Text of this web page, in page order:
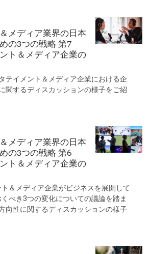
メディア業界の日本
の3つの戦略 第7
ト＆メディア企業の
テイメント＆メディア企業における企
関するディスカッションの様子をご紹
メディア業界の日本
の3つの戦略 第6
ト＆メディア企業の
＆メディア企業がビジネスを展開して
べき3つの変化についての議論を踏ま
向性に関するディスカッションの様子